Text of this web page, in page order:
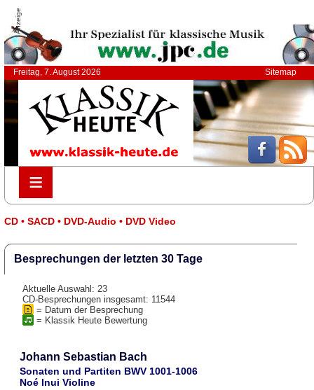
Anzeige
Freitag, 7. August 2026 Sitemap
≡
≡
CD • SACD • DVD-Audio • DVD Video
Besprechungen der letzten 30 Tage
Aktuelle Auswahl: 23
CD-Besprechungen insgesamt: 11544
= Datum der Besprechung
= Klassik Heute Bewertung
Johann Sebastian Bach
Sonaten und Partiten BWV 1001-1006
Noé Inui Violine